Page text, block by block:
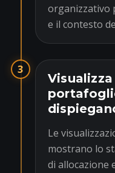
organizzativo
e il contesto
3
Le
mostrano lo
di allocazione